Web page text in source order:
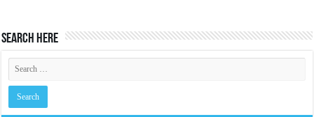
Search Here